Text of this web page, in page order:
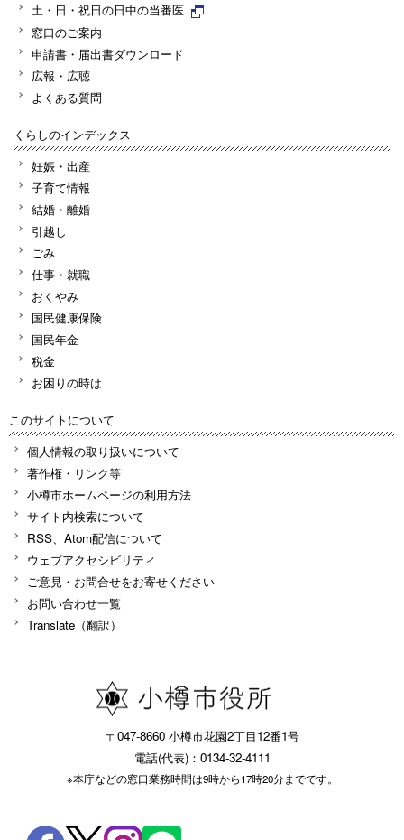
土・日・祝日の日中の当番医
窓口のご案内
申請書・届出書ダウンロード
広報・広聴
よくある質問
くらしのインデックス
妊娠・出産
子育て情報
結婚・離婚
引越し
ごみ
仕事・就職
おくやみ
国民健康保険
国民年金
税金
お困りの時は
このサイトについて
個人情報の取り扱いについて
著作権・リンク等
小樽市ホームページの利用方法
サイト内検索について
RSS、Atom配信について
ウェブアクセシビリティ
ご意見・お問合せをお寄せください
お問い合わせ一覧
Translate（翻訳）
〒047-8660 小樽市花園2丁目12番1号
電話(代表)：0134-32-4111
※本庁などの窓口業務時間は9時から17時20分までです。